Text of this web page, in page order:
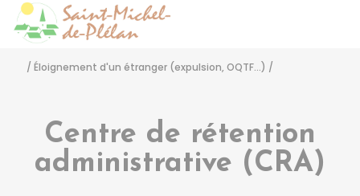
/ Éloignement d'un étranger (expulsion, OQTF...) /
Centre de rétention
administrative (CRA)